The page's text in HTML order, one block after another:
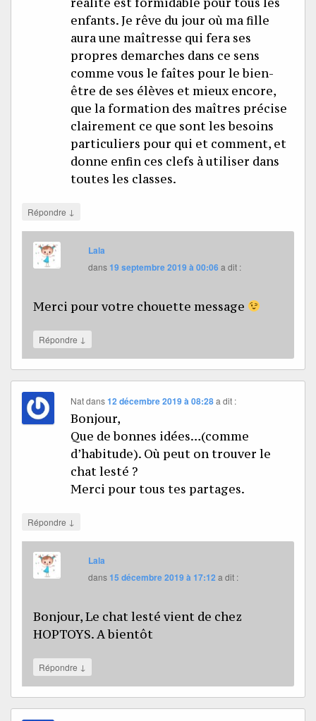
enfants. Je rêve du jour où ma fille
aura une maîtresse qui fera ses
propres demarches dans ce sens
comme vous le faîtes pour le bien-
être de ses élèves et mieux encore,
que la formation des maîtres précise
clairement ce que sont les besoins
particuliers pour qui et comment, et
donne enfin ces clefs à utiliser dans
toutes les classes.
Répondre ↓
Lala
dans19 septembre 2019 à 00:06 a dit :
Merci pour votre chouette message
Répondre ↓
Natdans12 décembre 2019 à 08:28 a dit :
Bonjour,
Que de bonnes idées…(comme
d’habitude). Où peut on trouver le
chat lesté ?
Merci pour tous tes partages.
Répondre ↓
Lala
dans15 décembre 2019 à 17:12 a dit :
Bonjour, Le chat lesté vient de chez
HOPTOYS. A bientôt
Répondre ↓